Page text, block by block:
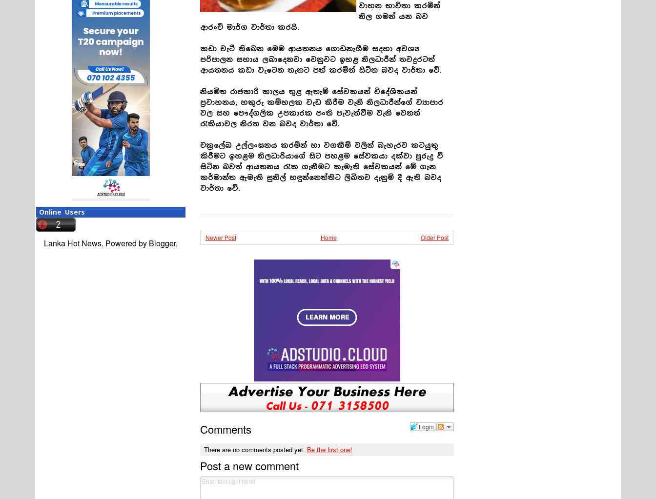
Online Users
Lanka Hot News. Powered by Blogger.
වාහන භාවිතා කරමින්
නිල ගමන් යන බව
ආරංචි මාර්ග වාර්තා කරයි.
කඩා වැටී තිබෙන මෙම ආයතනය ගොඩනැගීම සදහා අවශ්‍ය
පරිපාලන සහාය ලබාදෙනවා වෙනුවට ඉහළ නිලධාරීන් තවදුරටත්
ආයතනය කඩා වැටෙන තැනට පත් කරමින් සිටින බවද වාර්තා වේ.
නියමිත රාජකාරි කාලය තුළ ඇතැම් සේවකයන් විදේශිකයන්
ප්‍රවාහනය, හකුරු කම්හලක වැඩ කිරීම වැනි නිලධාරීන්ගේ ව්‍යාපාර
වල සහ පෞද්ගලික උපකාරක පංති පැවැත්වීම වැනි වෙනත්
රැකියාවල නිරත වන බවද වාර්තා වේ.
චක්‍රලේඛ උල්ලංඝනය කරමින් හා වගකීම් වලින් බැහැරව කටයුතු
කිරීමට ඉහළම නිලධාරියාගේ සිට පහළම සේවකයා දක්වා පුරුදු වී
සිටින බවත් ආයතනය රැක ගැනීමට කැමැති සේවකයන් මේ ගැන
කර්මාන්ත ඇමැති සුනිල් හඳුන්නෙත්තිට ලිඛිතව දැනුම් දී ඇති බවද
වාර්තා වේ.
Newer Post Older Post
Home
Login
Comments
There are no comments posted yet. Be the first one!
Post a new comment